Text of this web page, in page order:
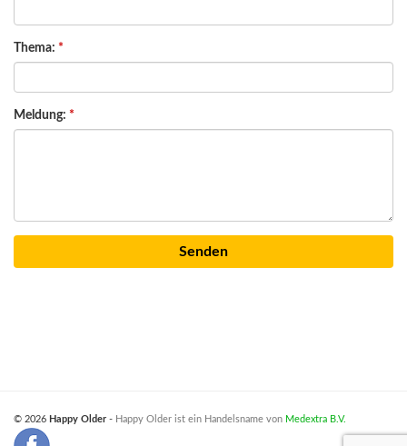
Thema: *
Meldung: *
© 2026 Happy Older - Happy Older ist ein Handelsname von Medextra B.V.